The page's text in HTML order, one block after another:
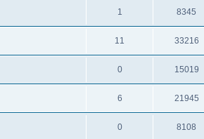
1 8345
11 33216
0 15019
6 21945
0 8108